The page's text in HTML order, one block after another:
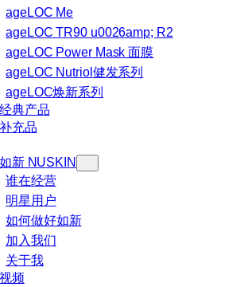
ageLOC Me
ageLOC TR90 u0026amp; R2
ageLOC Power Mask 面膜
ageLOC Nutriol健发系列
ageLOC焕新系列
典产品
充品
新 NUSKIN
谁在经营
明星用户
如何做好如新
加入我们
关于我
频